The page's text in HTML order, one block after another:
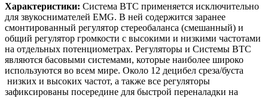
Характеристики: Система BTC применяется исключительно
для звукоснимателей EMG. В ней содержится заранее
смонтированный регулятор стереобаланса (смешанный) и
общий регулятор громкости с высокими и низкими частотами
на отдельных потенциометрах. Регуляторы и Системы BTC
являются басовыми системами, которые наиболее широко
используются во всем мире. Около 12 децибел среза/буста
низких и высоких частот, а также все регуляторы
зафиксированы посередине для быстрой переналадки на